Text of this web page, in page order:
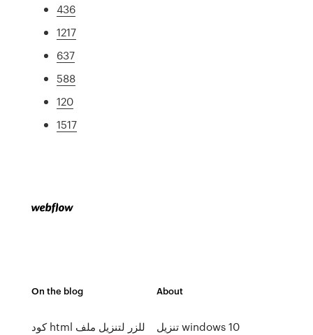
436
1217
637
588
120
1517
On the blog
كود html للزر لتنزيل ملف
About
تنزيل windows 10